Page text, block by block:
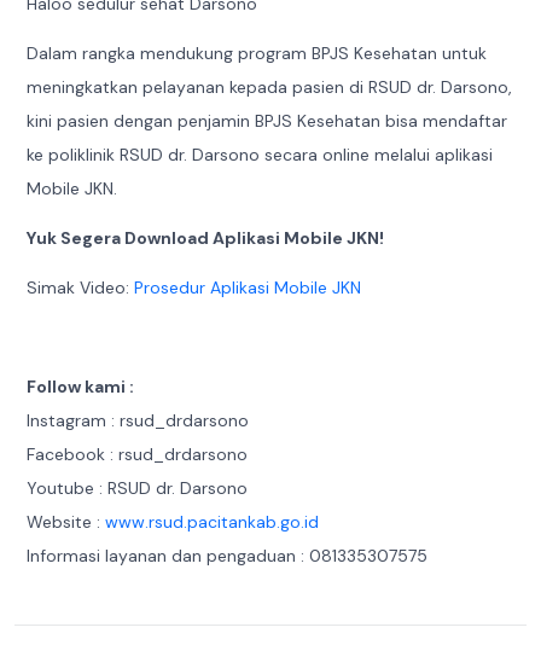
Dalam rangka mendukung program BPJS Kesehatan untuk
meningkatkan pelayanan kepada pasien di RSUD dr. Darsono,
kini pasien dengan penjamin BPJS Kesehatan bisa mendaftar
ke poliklinik RSUD dr. Darsono secara online melalui aplikasi
Mobile JKN.
Yuk Segera Download Aplikasi Mobile JKN!
Simak Video: Prosedur Aplikasi Mobile JKN
Follow kami :
Instagram : rsud_drdarsono
Facebook : rsud_drdarsono
Youtube : RSUD dr. Darsono
Website : www.rsud.pacitankab.go.id
Informasi layanan dan pengaduan : 081335307575